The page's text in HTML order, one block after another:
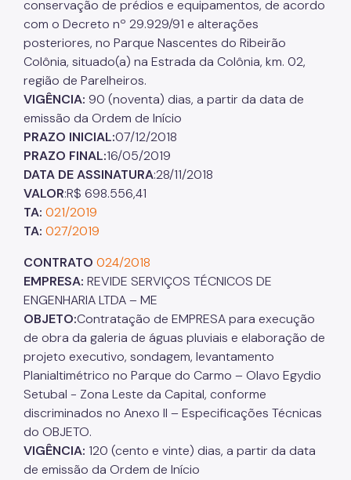
conservação de prédios e equipamentos, de acordo
com o Decreto nº 29.929/91 e alterações
posteriores, no Parque Nascentes do Ribeirão
Colônia, situado(a) na Estrada da Colônia, km. 02,
região de Parelheiros.
VIGÊNCIA: 90 (noventa) dias, a partir da data de
emissão da Ordem de Início
PRAZO INICIAL:07/12/2018
PRAZO FINAL:16/05/2019
DATA DE ASSINATURA:28/11/2018
VALOR:R$ 698.556,41
TA: 021/2019
TA: 027/2019
CONTRATO 024/2018
EMPRESA: REVIDE SERVIÇOS TÉCNICOS DE
ENGENHARIA LTDA – ME
OBJETO:Contratação de EMPRESA para execução
de obra da galeria de águas pluviais e elaboração de
projeto executivo, sondagem, levantamento
Planialtimétrico no Parque do Carmo – Olavo Egydio
Setubal - Zona Leste da Capital, conforme
discriminados no Anexo II – Especificações Técnicas
do OBJETO.
VIGÊNCIA: 120 (cento e vinte) dias, a partir da data
de emissão da Ordem de Início